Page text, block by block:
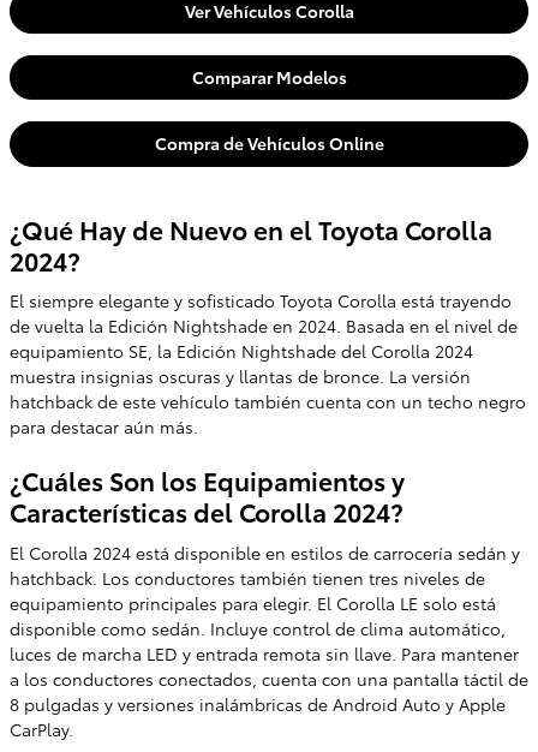
Ver Vehículos Corolla
Comparar Modelos
Compra de Vehículos Online
¿Qué Hay de Nuevo en el Toyota Corolla
2024?
El siempre elegante y sofisticado Toyota Corolla está trayendo
de vuelta la Edición Nightshade en 2024. Basada en el nivel de
equipamiento SE, la Edición Nightshade del Corolla 2024
muestra insignias oscuras y llantas de bronce. La versión
hatchback de este vehículo también cuenta con un techo negro
para destacar aún más.
¿Cuáles Son los Equipamientos y
Características del Corolla 2024?
El Corolla 2024 está disponible en estilos de carrocería sedán y
hatchback. Los conductores también tienen tres niveles de
equipamiento principales para elegir. El Corolla LE solo está
disponible como sedán. Incluye control de clima automático,
luces de marcha LED y entrada remota sin llave. Para mantener
a los conductores conectados, cuenta con una pantalla táctil de
8 pulgadas y versiones inalámbricas de Android Auto y Apple
CarPlay.